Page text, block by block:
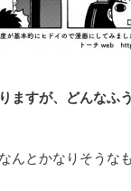
すが、どんなふ
んとかなりそうな